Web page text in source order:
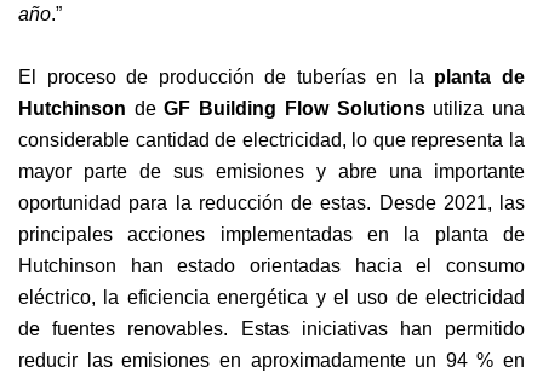
año.”
El proceso de producción de tuberías en la planta de
Hutchinson deGF Building Flow Solutionsutiliza una
considerable cantidad de electricidad, lo que representa la
mayor parte de sus emisiones y abre una importante
oportunidad para la reducción de estas. Desde 2021, las
principales acciones implementadas en la planta de
Hutchinson han estado orientadas hacia el consumo
eléctrico, la eficiencia energética y el uso de electricidad
de fuentes renovables. Estas iniciativas han permitido
reducir las emisiones en aproximadamente un 94 % en